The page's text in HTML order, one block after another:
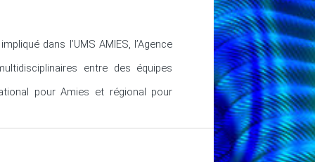
dans l’UMS AMIES, l’Agence
entre des équipes
pour Amies et régional pour